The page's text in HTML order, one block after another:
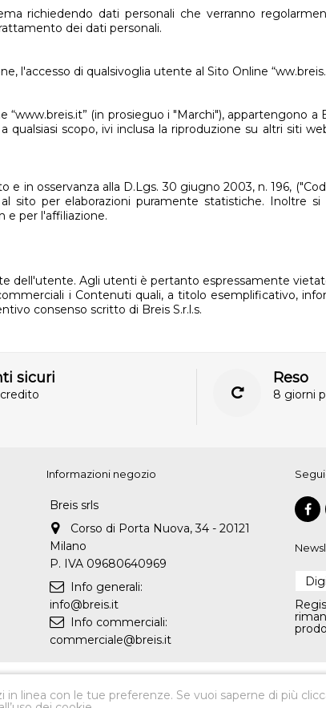
richiedendo dati personali che verranno
dei dati personali.
l'accesso di qualsivoglia utente al Sito Online
(in prosieguo i "Marchi"), appartengono a
scopo, ivi inclusa la riproduzione su altri siti
e in osservanza alla D.Lgs. 30 giugno 2003, n. 196,
sito per elaborazioni puramente statistiche. Inoltre
e per l'affiliazione.
dell'utente. Agli utenti è pertanto espressamente
i Contenuti quali, a titolo esemplificativo,
consenso scritto di Breis S.r.l.s.
sicuri Reso
8 giorni
Informazioni negozio
Breis srls
Corso di Porta Nuova, 34 - 20121
Milano
P. IVA 09680640969
Info generali:
info@breis.it
Info commerciali:
commerciale@breis.it
linea con le tue preferenze. Se vuoi saperne di più